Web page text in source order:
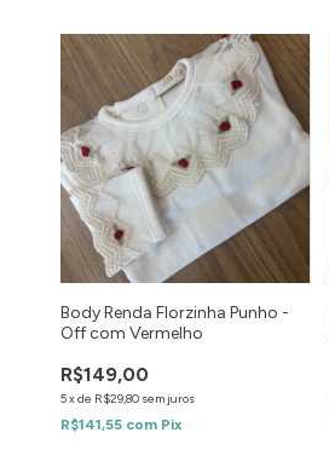
Body Renda Florzinha Punho -
Off com Vermelho
R$149,00
5xde R$29,80 sem juros
R$141,55 com Pix